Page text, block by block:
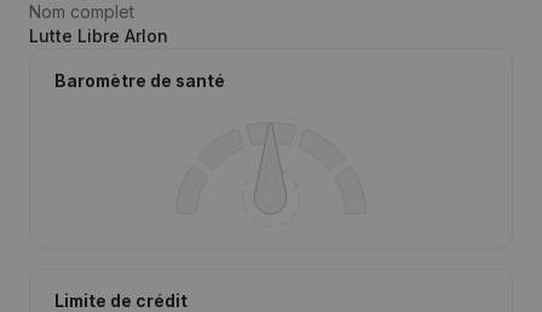
Nom complet
Lutte Libre Arlon
Baromètre de santé
Limite de crédit